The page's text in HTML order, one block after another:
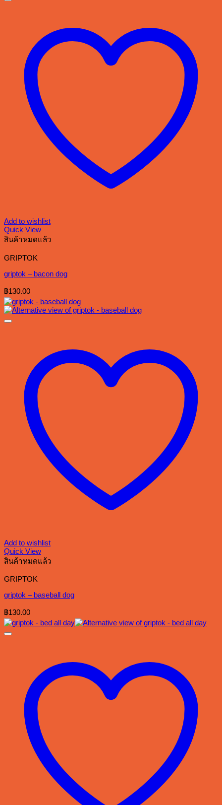
Add to wishlist
Quick View
สินค้าหมดแล้ว
GRIPTOK
griptok – bacon dog
฿130.00
Add to wishlist
Quick View
สินค้าหมดแล้ว
GRIPTOK
griptok – baseball dog
฿130.00